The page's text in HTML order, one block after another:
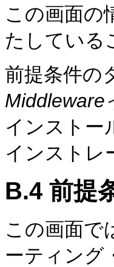
この画面の
たしている
前提条件の
Middleware
インストー
インストレ
B.4 前提
この画面で
ーティング